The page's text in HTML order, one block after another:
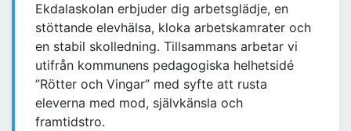
Ekdalaskolan erbjuder dig arbetsglädje, en
stöttande elevhälsa, kloka arbetskamrater och
en stabil skolledning. Tillsammans arbetar vi
utifrån kommunens pedagogiska helhetsidé
”Rötter och Vingar” med syfte att rusta
eleverna med mod, självkänsla och
framtidstro.